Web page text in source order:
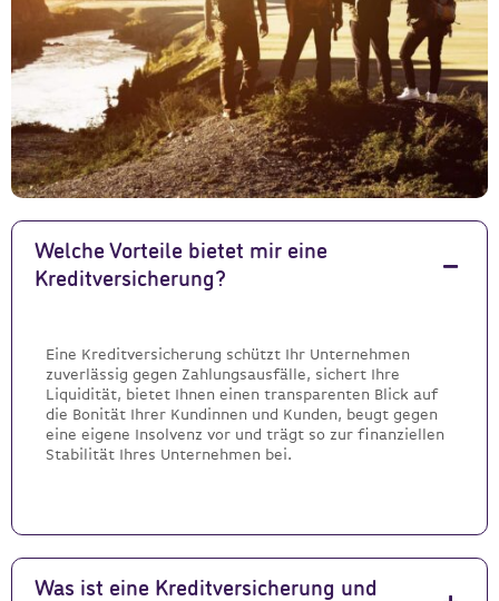
Welche Vorteile bietet mir eine
Kreditversicherung?
Eine Kreditversicherung schützt Ihr Unternehmen
zuverlässig gegen Zahlungsausfälle, sichert Ihre
Liquidität, bietet Ihnen einen transparenten Blick auf
die Bonität Ihrer Kundinnen und Kunden, beugt gegen
eine eigene Insolvenz vor und trägt so zur finanziellen
Stabilität Ihres Unternehmen bei.
Was ist eine Kreditversicherung und